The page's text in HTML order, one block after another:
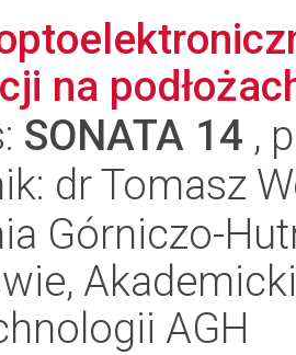
na
SONATA 14 ,
dr Tomasz
Górniczo-
AGH